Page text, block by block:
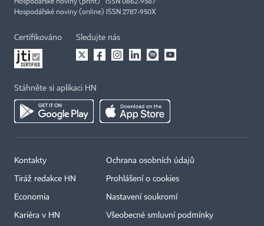
Hospodářské noviny (print) ISSN 0862-9587
Hospodářské noviny (online) ISSN 2787-950X
Certifikováno Sledujte nás
Stáhněte si aplikaci HN
Kontakty
Tiráž redakce HN
Economia
Kariéra v HN
Ochrana osobních údajů
Prohlášení o cookies
Nastavení soukromí
Všeobecné smluvní podmínky